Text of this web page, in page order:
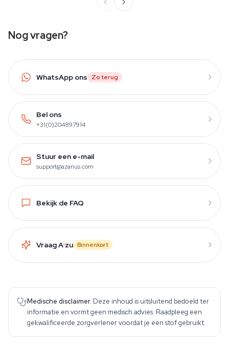
Nog vragen?
WhatsApp ons Zo terug
Bel ons
+31(0)204897914
Stuur een e-mail
support@azarius.com
Bekijk de FAQ
Vraag Aizu Binnenkort
Medische disclaimer. Deze inhoud is uitsluitend bedoeld ter
informatie en vormt geen medisch advies. Raadpleeg een
gekwalificeerde zorgverlener voordat je een stof gebruikt.